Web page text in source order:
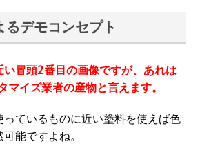
るデモコンセプト
い冒頭2番目の画像ですが、あれは
マイズ業者の産物と言えます。
ているものに近い塗料を使えば色
能ですよね。